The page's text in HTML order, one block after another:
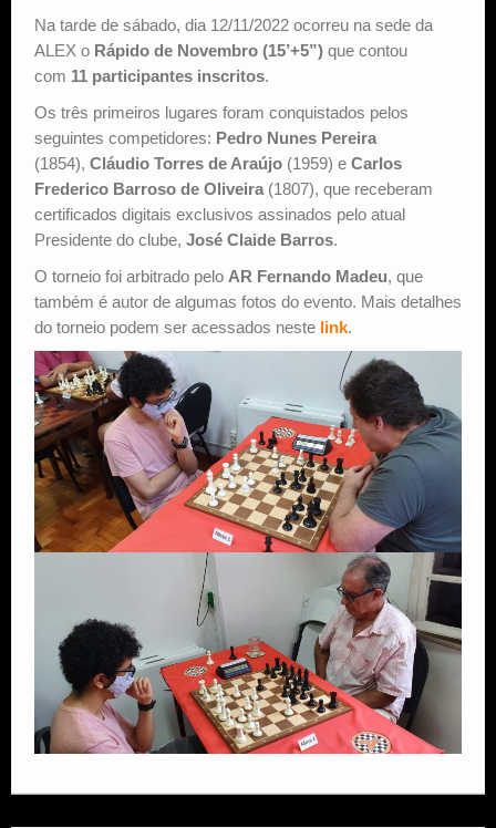
Estude Xadrez
Na tarde de sábado, dia 12/11/2022 ocorreu na sede da
ALEX o Rápido de Novembro (15’+5”) que contou
com 11 participantes inscritos.
Os três primeiros lugares foram conquistados pelos
seguintes competidores: Pedro Nunes Pereira
(1854), Cláudio Torres de Araújo (1959) e Carlos
Frederico Barroso de Oliveira (1807), que receberam
certificados digitais exclusivos assinados pelo atual
Presidente do clube, José Claide Barros.
O torneio foi arbitrado pelo AR Fernando Madeu, que
também é autor de algumas fotos do evento. Mais detalhes
do torneio podem ser acessados neste link.